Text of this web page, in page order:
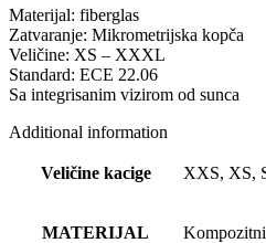
Materijal: fiberglas
Zatvaranje: Mikrometrijska kopča
Veličine: XS – XXXL
Standard: ECE 22.06
Sa integrisanim vizirom od sunca
Additional information
Veličine kacige XXS, XS,
MATERIJAL